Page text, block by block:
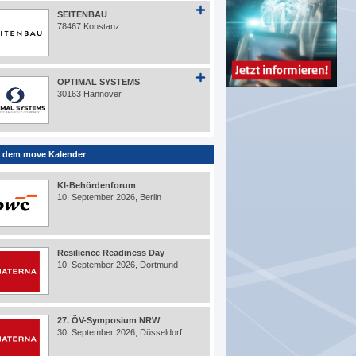
SEITENBAU
78467 Konstanz
OPTIMAL SYSTEMS
30163 Hannover
dem move Kalender
KI-Behördenforum
10. September 2026, Berlin
Resilience Readiness Day
10. September 2026, Dortmund
27. ÖV-Symposium NRW
30. September 2026, Düsseldorf